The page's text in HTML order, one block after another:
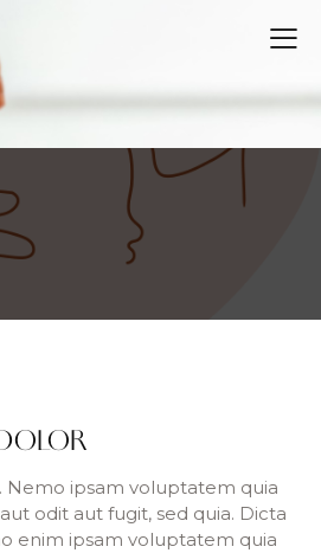
Nemo ipsam voluptatem quia
odit aut fugit, sed quia. Dicta
enim ipsam voluptatem quia